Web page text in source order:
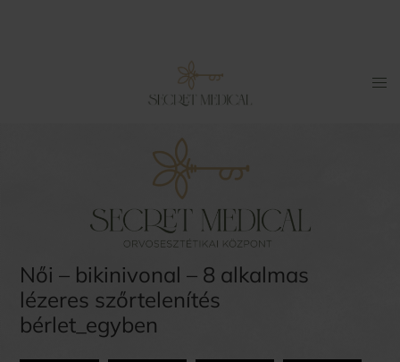
Női – bikinivonal – 8 alkalmas
lézeres szőrtelenítés
bérlet_egyben